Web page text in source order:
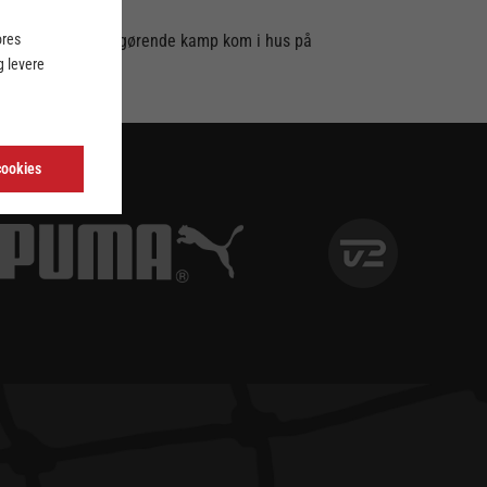
tredje og afgørende kamp kom i hus på
levere